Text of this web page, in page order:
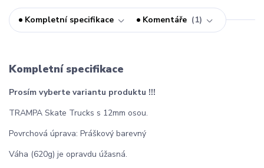
Kompletní specifikace Komentáře 1
Kompletní specifikace
Prosím vyberte variantu produktu !!!
TRAMPA Skate Trucks s 12mm osou.
Povrchová úprava: Práškový barevný
Váha (620g) je opravdu úžasná.